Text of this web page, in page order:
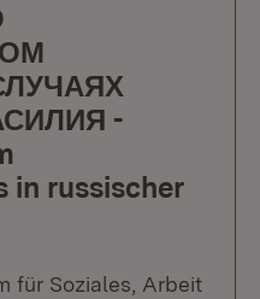
-
in russischer
für Soziales, Arbeit